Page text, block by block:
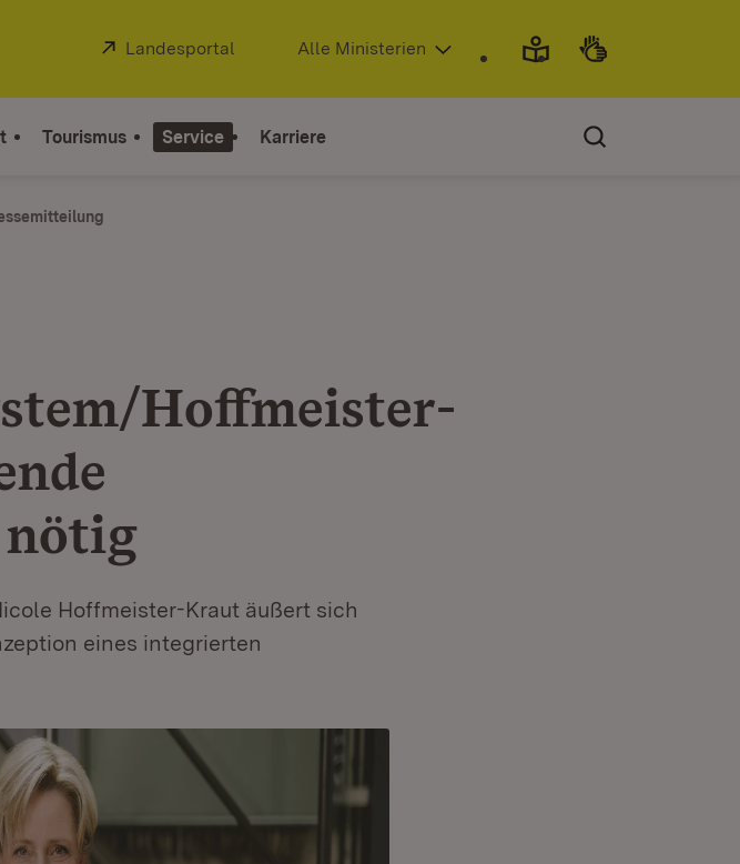
Extern:
Landesportal (Öffnet in neuem Fenster)
Alle Ministerien
Tourismus Service Karriere
Hoffmeister-
Hoffmeister-Kraut äußert sich
eines integrierten